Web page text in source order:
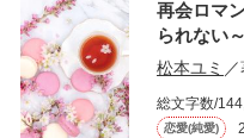
再会ロマ
られない～
松本ユミ
総文字数/
恋愛(純愛)